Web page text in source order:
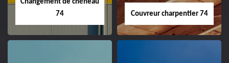
Changement de chéneau
74
Couvreur charpentier 74